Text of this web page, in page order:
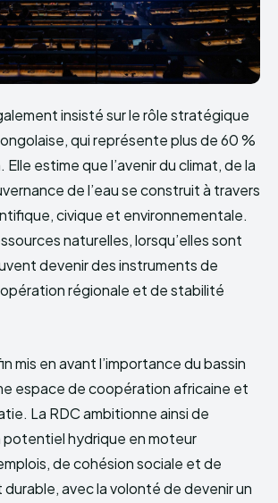
insisté sur le rôle stratégique
qui représente plus de 60 %
estime que l’avenir du climat, de la
de l’eau se construit à travers
civique et environnementale.
naturelles, lorsqu’elles sont
devenir des instruments de
régionale et de stabilité
mis en avant l’importance du bassin
espace de coopération africaine et
La RDC ambitionne ainsi de
potentiel hydrique en moteur
de cohésion sociale et de
avec la volonté de devenir un